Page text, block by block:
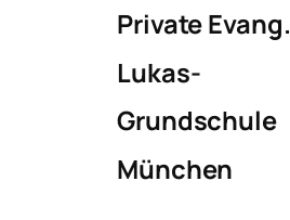
Private Evang.
Lukas-
Grundschule
München